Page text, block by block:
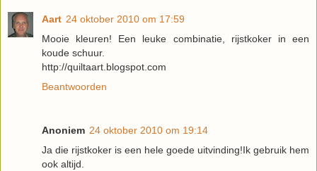
Aart 24 oktober 2010 om 17:59
Mooie kleuren! Een leuke combinatie, rijstkoker in een
koude schuur.
http://quiltaart.blogspot.com
Beantwoorden
Anoniem 24 oktober 2010 om 19:14
Ja die rijstkoker is een hele goede uitvinding!Ik gebruik hem
ook altijd.